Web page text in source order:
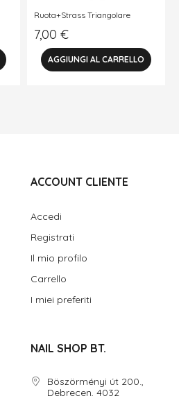
Ruota+Strass Triangolare
7,00 €
ACCOUNT CLIENTE
Accedi
Registrati
Il mio profilo
Carrello
I miei preferiti
NAIL SHOP BT.
Böszörményi út 200.,
Debrecen, 4032